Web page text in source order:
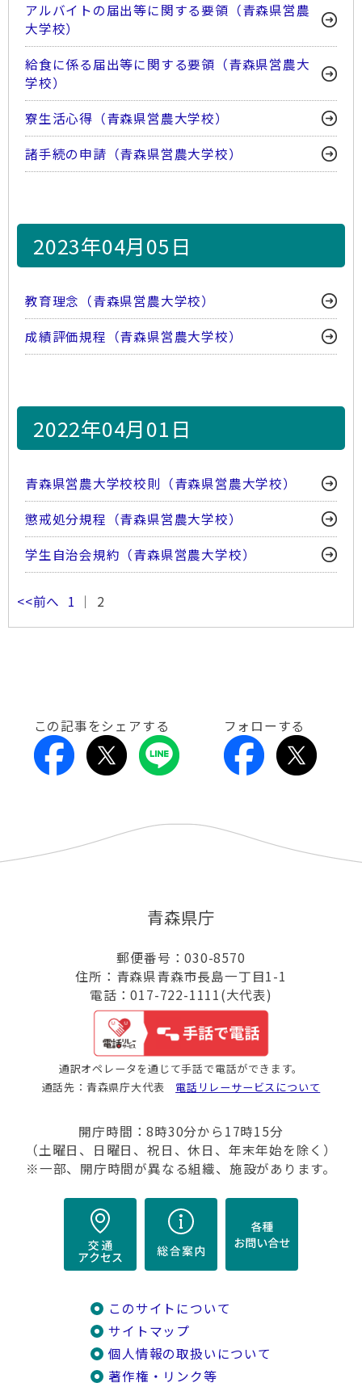
アルバイトの届出等に関する要領（青森県営農
大学校）
給食に係る届出等に関する要領（青森県営農大
学校）
寮生活心得（青森県営農大学校）
諸手続の申請（青森県営農大学校）
2023年04月05日
教育理念（青森県営農大学校）
成績評価規程（青森県営農大学校）
2022年04月01日
青森県営農大学校校則（青森県営農大学校）
懲戒処分規程（青森県営農大学校）
学生自治会規約（青森県営農大学校）
<<前へ 1 ｜ 2
この記事をシェアする フォローする
青森県庁
郵便番号：030-8570
住所：青森県青森市長島一丁目1-1
電話：017-722-1111(大代表)
通訳オペレータを通じて手話で電話ができます。
通話先：青森県庁大代表 電話リレーサービスについて
開庁時間：8時30分から17時15分
（土曜日、日曜日、祝日、休日、年末年始を除く）
※一部、開庁時間が異なる組織、施設があります。
このサイトについて
サイトマップ
個人情報の取扱いについて
著作権・リンク等